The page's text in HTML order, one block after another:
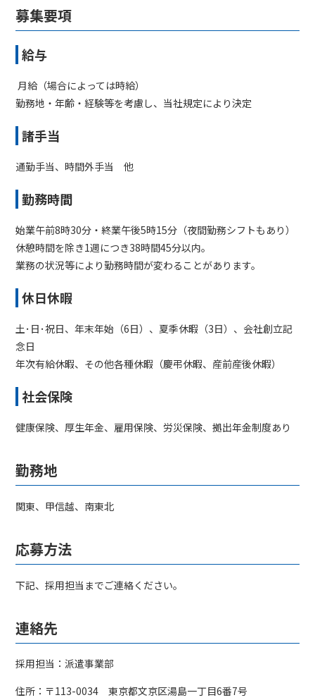
募集要項
給与
月給（場合によっては時給）
勤務地・年齢・経験等を考慮し、当社規定により決定
諸手当
通勤手当、時間外手当 他
勤務時間
始業午前8時30分・終業午後5時15分（夜間勤務シフトもあり）
休憩時間を除き1週につき38時間45分以内。
業務の状況等により勤務時間が変わることがあります。
休日休暇
土･日･祝日、年末年始（6日）、夏季休暇（3日）、会社創立記
念日
年次有給休暇、その他各種休暇（慶弔休暇、産前産後休暇）
社会保険
健康保険、厚生年金、雇用保険、労災保険、拠出年金制度あり
勤務地
関東、甲信越、南東北
応募方法
下記、採用担当までご連絡ください。
連絡先
採用担当：派遣事業部
住所：〒113-0034 東京都文京区湯島一丁目6番7号